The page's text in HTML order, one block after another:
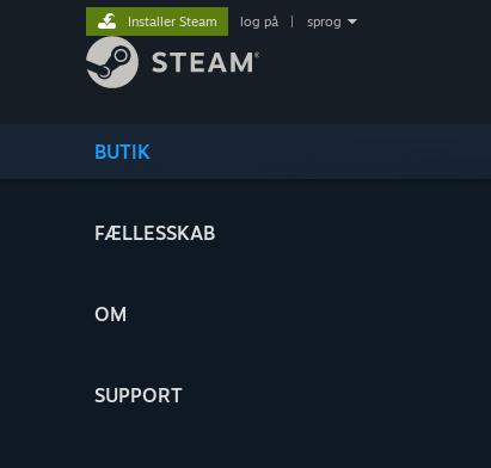
BUTIK
FÆLLESSKAB
OM
SUPPORT
Installer Steam log på sprog